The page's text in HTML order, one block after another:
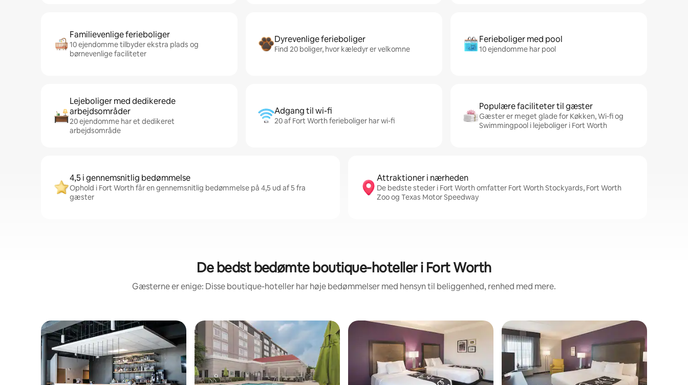
Familievenlige ferieboliger
10 ejendomme tilbyder ekstra plads og
børnevenlige faciliteter
Dyrevenlige ferieboliger
Find 20 boliger, hvor kæledyr er velkomne
Ferieboliger med pool
10 ejendomme har pool
Lejeboliger med dedikerede
arbejdsområder
20 ejendomme har et dedikeret
arbejdsområde
Adgang til wi-fi
20 af Fort Worth ferieboliger har wi-fi
Populære faciliteter til gæster
Gæster er meget glade for Køkken, Wi-fi og
Swimmingpool i lejeboliger i Fort Worth
4,5 i gennemsnitlig bedømmelse
Ophold i Fort Worth får en gennemsnitlig bedømmelse på 4,5 ud af 5 fra
gæster
Attraktioner i nærheden
De bedste steder i Fort Worth omfatter Fort Worth Stockyards, Fort Worth
Zoo og Texas Motor Speedway
De bedst bedømte boutique-hoteller i Fort Worth
Gæsterne er enige: Disse boutique-hoteller har høje bedømmelser med hensyn til beliggenhed, renhed med mere.